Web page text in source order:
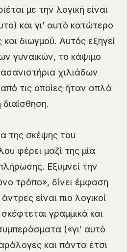
με την λογική είναι
και γι’ αυτό κατώτερο
και διωγμού. Αυτός εξηγεί
γυναικών, το κάψιμο
χιλιάδων
τις οποίες ήταν απλά
της σκέψης του
φέρει μαζί της μία
Εξυμνεί την
τρόπο», δίνει έμφαση
είναι πιο λογικοί
γραμμικά και
(«γι’ αυτό
και πάντα έτσι